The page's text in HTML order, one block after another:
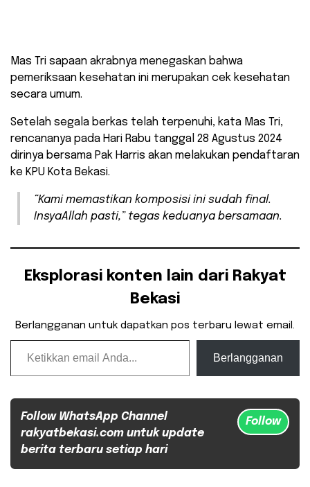
Mas Tri sapaan akrabnya menegaskan bahwa
pemeriksaan kesehatan ini merupakan cek kesehatan
secara umum.
Setelah segala berkas telah terpenuhi, kata Mas Tri,
rencananya pada Hari Rabu tanggal 28 Agustus 2024
dirinya bersama Pak Harris akan melakukan pendaftaran
ke KPU Kota Bekasi.
“Kami memastikan komposisi ini sudah final.
InsyaAllah pasti,” tegas keduanya bersamaan.
Eksplorasi konten lain dari Rakyat
Bekasi
Berlangganan untuk dapatkan pos terbaru lewat email.
Ketikkan email Anda...
Berlangganan
Follow WhatsApp Channel
rakyatbekasi.com untuk update
berita terbaru setiap hari
Follow